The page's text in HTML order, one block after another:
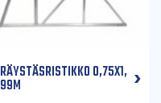
RÄYSTÄSRISTIKKO 0,75X1,
99M